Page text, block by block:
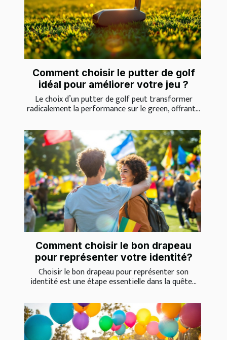
Comment choisir le putter de golf
idéal pour améliorer votre jeu ?
Le choix d’un putter de golf peut transformer
radicalement la performance sur le green, offrant...
Comment choisir le bon drapeau
pour représenter votre identité?
Choisir le bon drapeau pour représenter son
identité est une étape essentielle dans la quête...